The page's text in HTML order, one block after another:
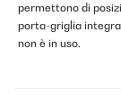
permettono di
porta-griglia
non è in uso.